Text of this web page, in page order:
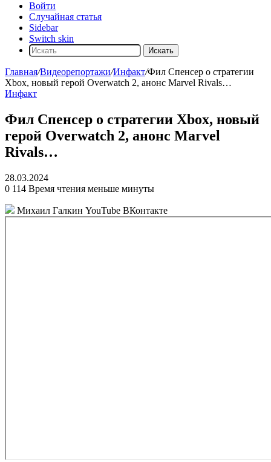
Войти
Случайная статья
Sidebar
Switch skin
Искать
Главная/Видеорепортажи/Инфакт/Фил Спенсер о стратегии
Xbox, новый герой Overwatch 2, анонс Marvel Rivals…
Инфакт
Фил Спенсер о стратегии Xbox, новый
герой Overwatch 2, анонс Marvel
Rivals…
28.03.2024
0 114 Время чтения меньше минуты
Михаил Галкин YouTube ВКонтакте